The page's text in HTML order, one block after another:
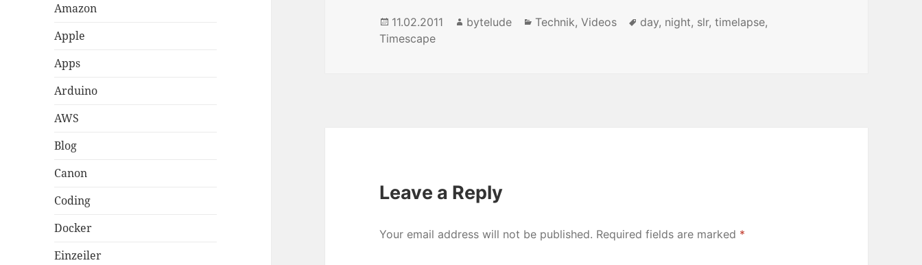
Amazon
Apple
Apps
Arduino
AWS
Blog
Canon
Coding
Docker
Einzeiler
Posted
on
11.02.2011 Author
bytelude Categories
Technik,Videos Tags
day, night, slr,timelapse,
Timescape
Leave a Reply
Your email address will not be published. Required fields are marked *